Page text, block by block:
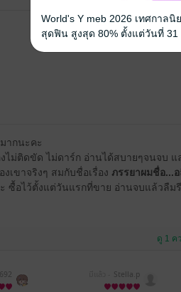
ากนะคะ
ไม่ติดขัด ไม่ดาร์ก อ่านได้สบายๆจนจบ แ
เขาจริงๆ สมกับชื่อเรื่อง ภรรยาผมชื่อ...
ซื้อไว้ตั้งแต่วันแรกที่ขาย อ่านจบแล้วลืม
ดู 1 ค
Stella.p
World's Y meb 2026 เทศกาล
สุดฟิน สูงสุด 80% ตั้งแต่วันที่ 31